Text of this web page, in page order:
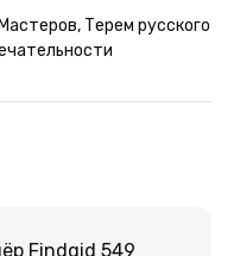
Терем русского
Findgid 549